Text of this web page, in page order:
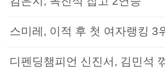
스미레, 이적 후 첫 여자랭킹 3
디펜딩챔피언 신진서, 김민석